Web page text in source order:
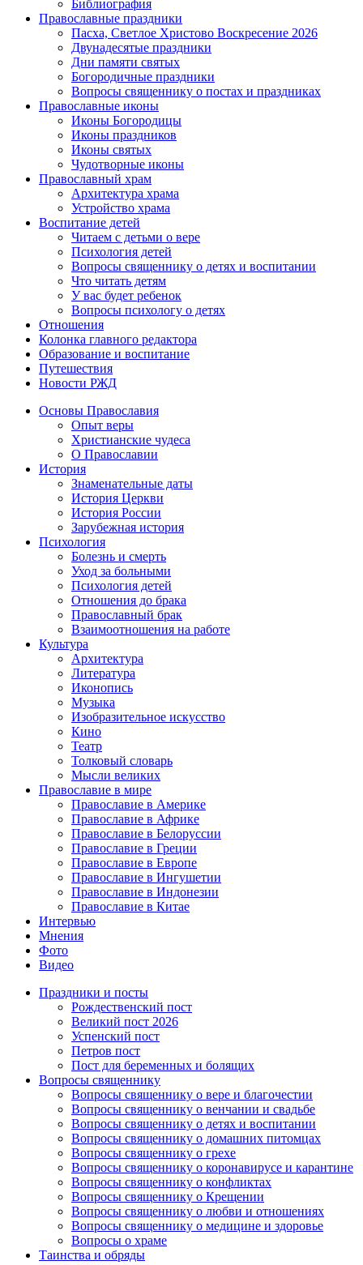
Библиография
Православные праздники
Пасха, Светлое Христово Воскресение 2026
Двунадесятые праздники
Дни памяти святых
Богородичные праздники
Вопросы священнику о постах и праздниках
Православные иконы
Иконы Богородицы
Иконы праздников
Иконы святых
Чудотворные иконы
Православный храм
Архитектура храма
Устройство храма
Воспитание детей
Читаем с детьми о вере
Психология детей
Вопросы священнику о детях и воспитании
Что читать детям
У вас будет ребенок
Вопросы психологу о детях
Отношения
Колонка главного редактора
Образование и воспитание
Путешествия
Новости РЖД
Основы Православия
Опыт веры
Христианские чудеса
О Православии
История
Знаменательные даты
История Церкви
История России
Зарубежная история
Психология
Болезнь и смерть
Уход за больными
Психология детей
Отношения до брака
Православный брак
Взаимоотношения на работе
Культура
Архитектура
Литература
Иконопись
Музыка
Изобразительное искусство
Кино
Театр
Толковый словарь
Мысли великих
Православие в мире
Православие в Америке
Православие в Африке
Православие в Белоруссии
Православие в Греции
Православие в Европе
Православие в Ингушетии
Православие в Индонезии
Православие в Китае
Интервью
Мнения
Фото
Видео
Праздники и посты
Рождественский пост
Великий пост 2026
Успенский пост
Петров пост
Пост для беременных и болящих
Вопросы священнику
Вопросы священнику о вере и благочестии
Вопросы священнику о венчании и свадьбе
Вопросы священнику о детях и воспитании
Вопросы священнику о домашних питомцах
Вопросы священнику о грехе
Вопросы священнику о коронавирусе и карантине
Вопросы священнику о конфликтах
Вопросы священнику о Крещении
Вопросы священнику о любви и отношениях
Вопросы священнику о медицине и здоровье
Вопросы о храме
Таинства и обряды